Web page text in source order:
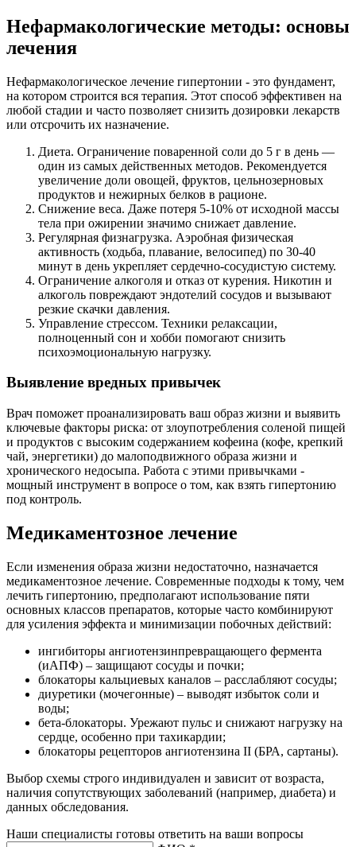
Нефармакологические методы: основы
лечения
Нефармакологическое лечение гипертонии - это фундамент,
на котором строится вся терапия. Этот способ эффективен на
любой стадии и часто позволяет снизить дозировки лекарств
или отсрочить их назначение.
Диета. Ограничение поваренной соли до 5 г в день —
один из самых действенных методов. Рекомендуется
увеличение доли овощей, фруктов, цельнозерновых
продуктов и нежирных белков в рационе.
Снижение веса. Даже потеря 5-10% от исходной массы
тела при ожирении значимо снижает давление.
Регулярная физнагрузка. Аэробная физическая
активность (ходьба, плавание, велосипед) по 30-40
минут в день укрепляет сердечно-сосудистую систему.
Ограничение алкоголя и отказ от курения. Никотин и
алкоголь повреждают эндотелий сосудов и вызывают
резкие скачки давления.
Управление стрессом. Техники релаксации,
полноценный сон и хобби помогают снизить
психоэмоциональную нагрузку.
Выявление вредных привычек
Врач поможет проанализировать ваш образ жизни и выявить
ключевые факторы риска: от злоупотребления соленой пищей
и продуктов с высоким содержанием кофеина (кофе, крепкий
чай, энергетики) до малоподвижного образа жизни и
хронического недосыпа. Работа с этими привычками -
мощный инструмент в вопросе о том, как взять гипертонию
под контроль.
Медикаментозное лечение
Если изменения образа жизни недостаточно, назначается
медикаментозное лечение. Современные подходы к тому, чем
лечить гипертонию, предполагают использование пяти
основных классов препаратов, которые часто комбинируют
для усиления эффекта и минимизации побочных действий:
ингибиторы ангиотензинпревращающего фермента
(иАПФ) – защищают сосуды и почки;
блокаторы кальциевых каналов – расслабляют сосуды;
диуретики (мочегонные) – выводят избыток соли и
воды;
бета-блокаторы. Урежают пульс и снижают нагрузку на
сердце, особенно при тахикардии;
блокаторы рецепторов ангиотензина II (БРА, сартаны).
Выбор схемы строго индивидуален и зависит от возраста,
наличия сопутствующих заболеваний (например, диабета) и
данных обследования.
Наши специалисты готовы ответить на ваши вопросы